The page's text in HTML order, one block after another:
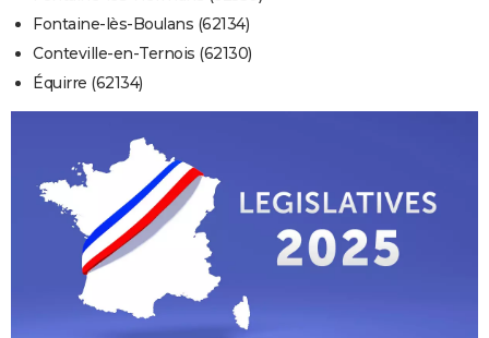
Fontaine-lès-Boulans (62134)
Conteville-en-Ternois (62130)
Équirre (62134)